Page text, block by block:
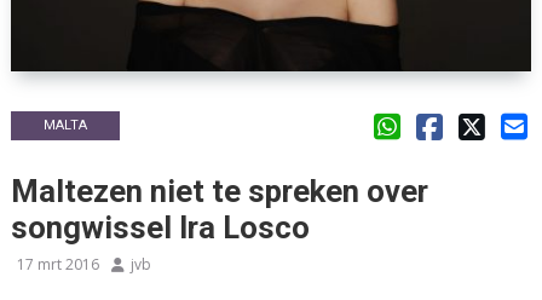
MALTA
Maltezen niet te spreken over
songwissel Ira Losco
17 mrt 2016 jvb